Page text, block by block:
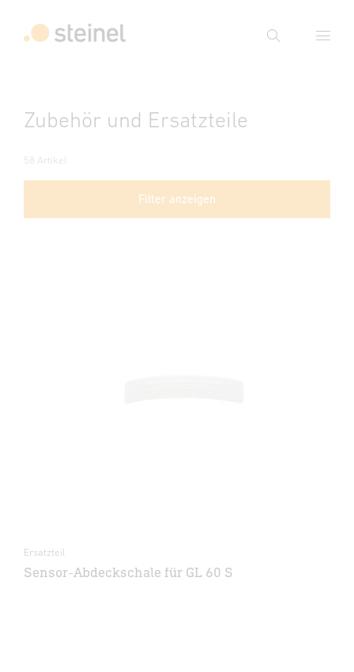
Suche
Suche
Zubehör und Ersatzteile
58 Artikel
Filter anzeigen
Ersatzteil
Sensor-Abdeckschale für GL 60 S